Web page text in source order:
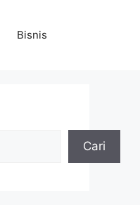
Bisnis
Cari